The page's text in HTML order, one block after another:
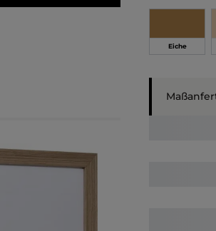
Eiche